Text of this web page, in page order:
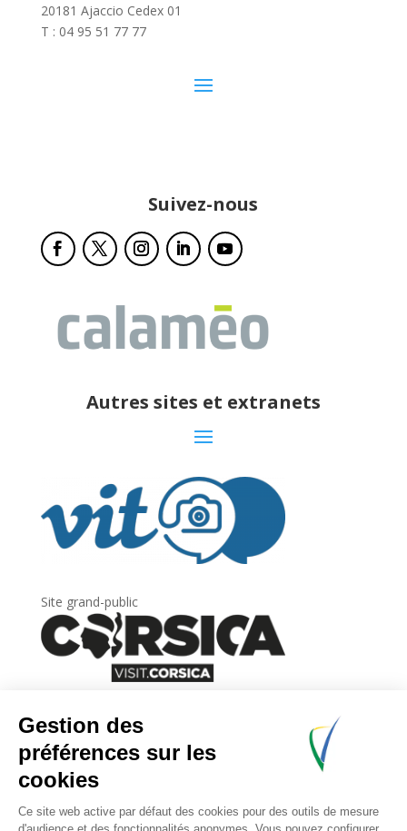
20181 Ajaccio Cedex 01
T : 04 95 51 77 77
Suivez-nous
Autres sites et extranets
Site grand-public
Newsletter
Inscrivez-vous àla lettre d’information
l’Agence du tourisme de la Corse.